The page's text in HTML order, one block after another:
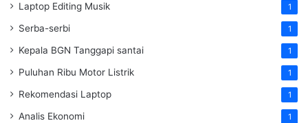
Laptop Editing Musik 1
Serba-serbi 1
Kepala BGN Tanggapi santai 1
Puluhan Ribu Motor Listrik 1
Rekomendasi Laptop 1
Analis Ekonomi 1